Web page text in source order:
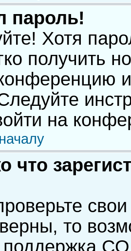
пароль!
Хотя
получить
на
что
то